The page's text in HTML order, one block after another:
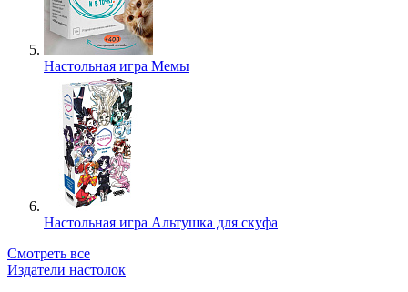
Настольная игра Мемы
Настольная игра Альтушка для скуфа
Смотреть все
Издатели настолок